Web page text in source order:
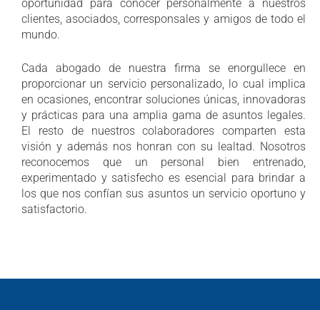
oportunidad para conocer personalmente a nuestros
clientes, asociados, corresponsales y amigos de todo el
mundo.
Cada abogado de nuestra firma se enorgullece en
proporcionar un servicio personalizado, lo cual implica
en ocasiones, encontrar soluciones únicas, innovadoras
y prácticas para una amplia gama de asuntos legales.
El resto de nuestros colaboradores comparten esta
visión y además nos honran con su lealtad. Nosotros
reconocemos que un personal bien entrenado,
experimentado y satisfecho es esencial para brindar a
los que nos confían sus asuntos un servicio oportuno y
satisfactorio.